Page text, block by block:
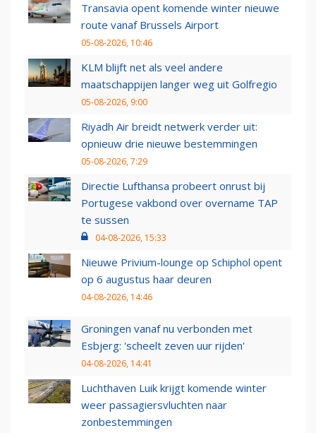
Transavia opent komende winter nieuwe
route vanaf Brussels Airport
05-08-2026, 10:46
KLM blijft net als veel andere
maatschappijen langer weg uit Golfregio
05-08-2026, 9:00
Riyadh Air breidt netwerk verder uit:
opnieuw drie nieuwe bestemmingen
05-08-2026, 7:29
Directie Lufthansa probeert onrust bij
Portugese vakbond over overname TAP
te sussen
04-08-2026, 15:33
Nieuwe Privium-lounge op Schiphol opent
op 6 augustus haar deuren
04-08-2026, 14:46
Groningen vanaf nu verbonden met
Esbjerg: 'scheelt zeven uur rijden'
04-08-2026, 14:41
Luchthaven Luik krijgt komende winter
weer passagiersvluchten naar
zonbestemmingen